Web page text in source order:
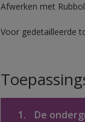
Afwerken met
Voor gedetailleerde
1. De